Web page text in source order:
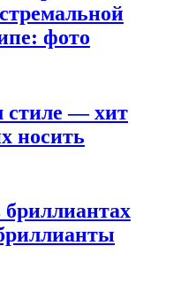
фото
стиле — хит
носить